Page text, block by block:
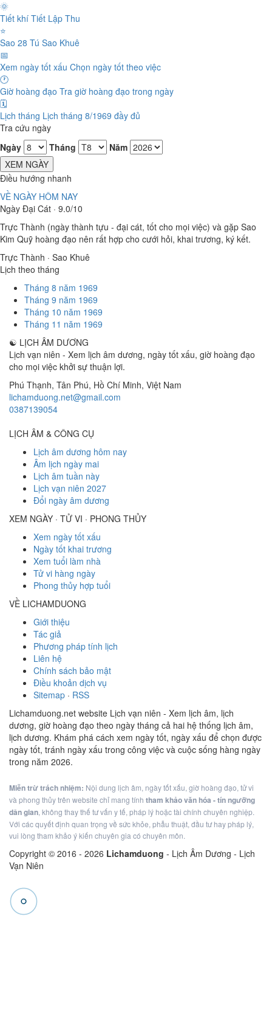
🌞
Tiết khí Tiết Lập Thu
⭐
Sao 28 Tú Sao Khuê
📅
Xem ngày tốt xấu Chọn ngày tốt theo việc
🕐
Giờ hoàng đạo Tra giờ hoàng đạo trong ngày
🗓️
Lịch tháng Lịch tháng 8/1969 đầy đủ
Tra cứu ngày
Ngày
Tháng
Năm
XEM NGÀY
Điều hướng nhanh
VỀ NGÀY HÔM NAY
Ngày Đại Cát · 9.0/10
Trực Thành (ngày thành tựu - đại cát, tốt cho mọi việc) và gặp Sao
Kim Quỹ hoàng đạo nên rất hợp cho cưới hỏi, khai trương, ký kết.
Trực Thành · Sao Khuê
Lịch theo tháng
Tháng 8 năm 1969
Tháng 9 năm 1969
Tháng 10 năm 1969
Tháng 11 năm 1969
☯ LỊCH ÂM DƯƠNG
Lịch vạn niên - Xem lịch âm dương, ngày tốt xấu, giờ hoàng đạo
cho mọi việc khởi sự thuận lợi.
Phú Thạnh, Tân Phú, Hồ Chí Minh, Việt Nam
lichamduong.net@gmail.com
0387139054
LỊCH ÂM & CÔNG CỤ
Lịch âm dương hôm nay
Âm lịch ngày mai
Lịch âm tuần này
Lịch vạn niên 2027
Đổi ngày âm dương
XEM NGÀY · TỬ VI · PHONG THỦY
Xem ngày tốt xấu
Ngày tốt khai trương
Xem tuổi làm nhà
Tử vi hàng ngày
Phong thủy hợp tuổi
VỀ LICHAMDUONG
Giới thiệu
Tác giả
Phương pháp tính lịch
Liên hệ
Chính sách bảo mật
Điều khoản dịch vụ
Sitemap · RSS
Lichamduong.net website Lịch vạn niên - Xem lịch âm, lịch
dương, giờ hoàng đạo theo ngày tháng cả hai hệ thống lịch âm,
lịch dương. Khám phá cách xem ngày tốt, ngày xấu để chọn được
ngày tốt, tránh ngày xấu trong công việc và cuộc sống hàng ngày
trong năm 2026.
Miễn trừ trách nhiệm: Nội dung lịch âm, ngày tốt xấu, giờ hoàng đạo, tử vi
và phong thủy trên website chỉ mang tính tham khảo văn hóa - tín ngưỡng
dân gian, không thay thế tư vấn y tế, pháp lý hoặc tài chính chuyên nghiệp.
Với các quyết định quan trọng về sức khỏe, phẫu thuật, đầu tư hay pháp lý,
vui lòng tham khảo ý kiến chuyên gia có chuyên môn.
Copyright © 2016 - 2026 Lichamduong - Lịch Âm Dương - Lịch
Vạn Niên